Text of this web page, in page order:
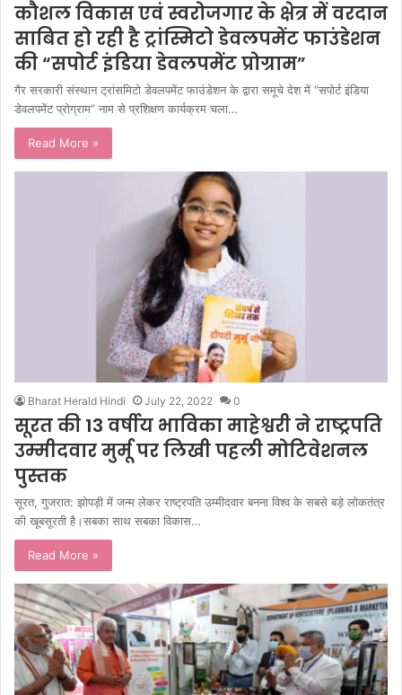
कौशल विकास एवं स्वरोजगार के क्षेत्र में वरदान
साबित हो रही है ट्रांस्मिटो डेवलपमेंट फाउंडेशन
की “सपोर्ट इंडिया डेवलपमेंट प्रोग्राम”
गैर सरकारी संस्थान ट्रांसमिटो डेवलपमेंट फाउंडेशन के द्वारा समूचे देश में “सपोर्ट इंडिया
डेवलपमेंट प्रोग्राम” नाम से प्रशिक्षण कार्यक्रम चला…
Read More »
Bharat Herald Hindi July 22, 2022 0
सूरत की 13 वर्षीय भाविका माहेश्वरी ने राष्ट्रपति
उम्मीदवार मुर्मू पर लिखी पहली मोटिवेशनल
पुस्तक
सूरत, गुजरात: झोपड़ी में जन्म लेकर राष्ट्रपति उम्मीदवार बनना विश्व के सबसे बड़े लोकतंत्र
की खूबसूरती है।सबका साथ सबका विकास…
Read More »